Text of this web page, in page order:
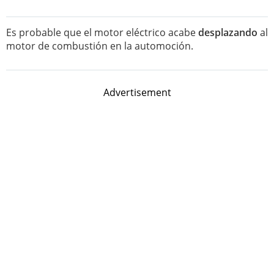
Es probable que el motor eléctrico acabedesplazando al
motor de combustión en la automoción.
Advertisement